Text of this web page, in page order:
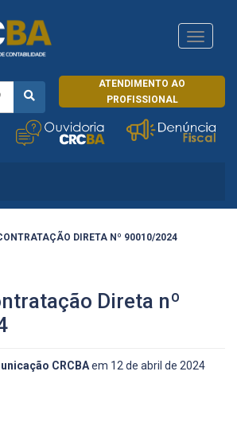
ATENDIMENTO AO
PROFISSIONAL
CRCRJ
DIRETA Nº 90010/2024
Direta nº
CRCBAem 12 de abril de 2024